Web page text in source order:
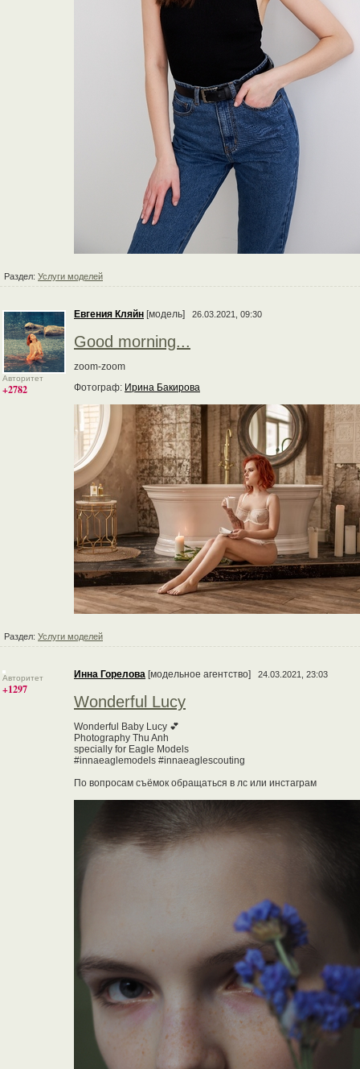
Раздел: Услуги моделей
Авторитет
+2782
Евгения Кляйн [модель] 26.03.2021, 09:30
Good morning...
zoom-zoom
Фотограф: Ирина Бакирова
Раздел: Услуги моделей
Авторитет
+1297
Инна Горелова [модельное агентство] 24.03.2021, 23:03
Wonderful Lucy
Wonderful Baby Lucy 💕
Photography Thu Anh
specially for Eagle Models
#innaeaglemodels #innaeaglescouting
По вопросам съёмок обращаться в лс или инстаграм